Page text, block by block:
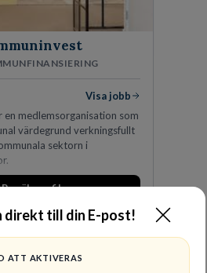
direkt till din E-post!
ATT AKTIVERAS
Visa jobb
en medlemsorganisation som
värdegrund verkningsfullt
sektorn i
Besök profil